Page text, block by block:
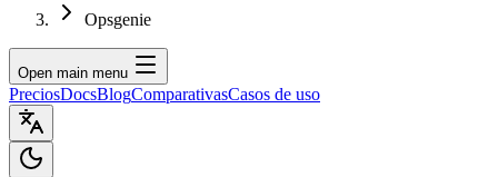
Opsgenie
Open main menu
PreciosDocsBlogComparativasCasos de uso